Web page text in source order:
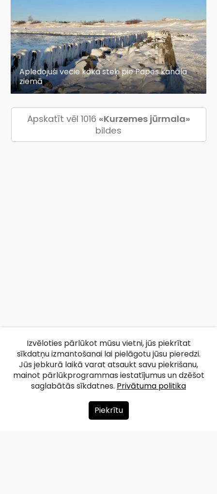
Apledojuši vecie koka steķi pie Papes kanāla
ziemā
Apskatīt vēl 1016 «Kurzemes jūrmala»
bildes
Par mums
Izvēloties pārlūkot mūsu vietni, jūs piekrītat
sīkdatņu izmantošanai lai pielāgotu jūsu pieredzi.
Jūs jebkurā laikā varat atsaukt savu piekrišanu,
mainot pārlūkprogrammas iestatījumus un dzēšot
saglabātās sīkdatnes. Privātuma politika
Piekrītu